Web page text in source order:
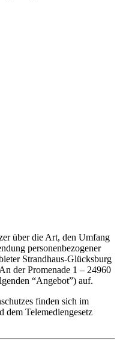
über die Art, den Umfang
personenbezogener
Strandhaus-Glücksburg
der Promenade 1 – 24960
“Angebot”) auf.
finden sich im
dem Telemediengesetz